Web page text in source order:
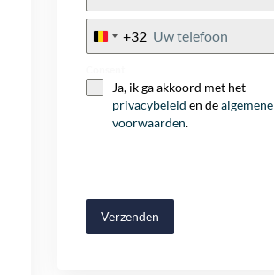
Belgium
+32
Ja, ik ga akkoord met het
privacybeleid en dealgemene
voorwaarden.
Verzenden